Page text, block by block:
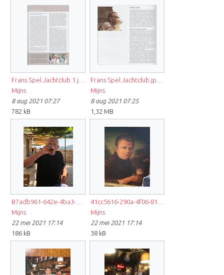
Mijns
8 aug 2021 07:27
782 kB
Mijns
8 aug 2021 07:25
1,32 MB
Mijns
22 mei 2021 17:14
186 kB
Mijns
22 mei 2021 17:14
38 kB